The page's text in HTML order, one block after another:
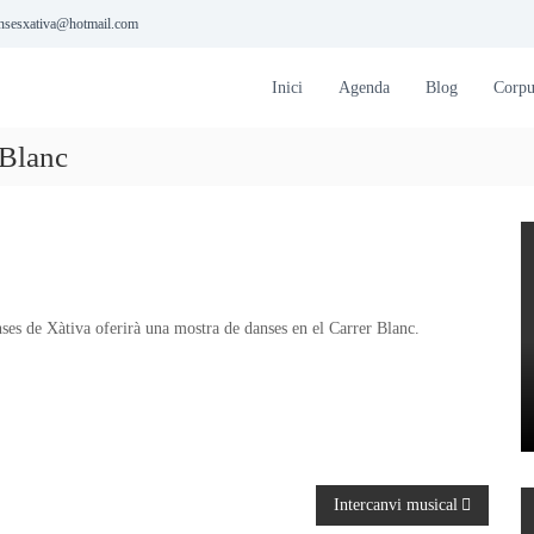
Inici Agenda Blog
de Xàtiva oferirà una mostra de danses en el Carrer Blanc.
Intercanvi musical